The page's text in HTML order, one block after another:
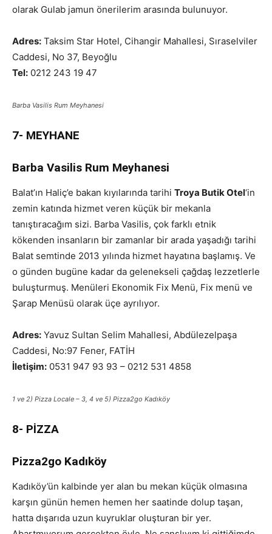
olarak Gulab jamun önerilerim arasında bulunuyor.
Adres: Taksim Star Hotel, Cihangir Mahallesi, Sıraselviler
Caddesi, No 37, Beyoğlu
Tel: 0212 243 19 47
Barba Vasilis Rum Meyhanesi
7- MEYHANE
Barba Vasilis Rum Meyhanesi
Balat’ın Haliç’e bakan kıyılarında tarihi Troya Butik Otel‘in
zemin katında hizmet veren küçük bir mekanla
tanıştıracağım sizi. Barba Vasilis, çok farklı etnik
kökenden insanların bir zamanlar bir arada yaşadığı tarihi
Balat semtinde 2013 yılında hizmet hayatına başlamış. Ve
o günden bugüne kadar da gelenekseli çağdaş lezzetlerle
buluşturmuş. Menüleri Ekonomik Fix Menü, Fix menü ve
Şarap Menüsü olarak üçe ayrılıyor.
Adres: Yavuz Sultan Selim Mahallesi, Abdülezelpaşa
Caddesi, No:97 Fener, FATİH
İletişim: 0531 947 93 93 – 0212 531 4858
1 ve 2) Pizza Locale – 3, 4 ve 5) Pizza2go Kadıköy
8- PİZZA
Pizza2go Kadıköy
Kadıköy’ün kalbinde yer alan bu mekan küçük olmasına
karşın günün hemen hemen her saatinde dolup taşan,
hatta dışarıda uzun kuyruklar oluşturan bir yer.